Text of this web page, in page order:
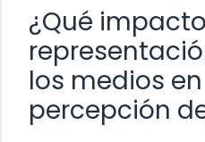
¿Qué
los medios
percepción